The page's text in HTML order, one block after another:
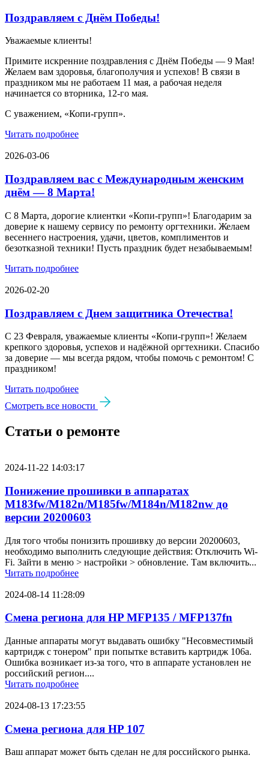
Поздравляем с Днём Победы!
Уважаемые клиенты!
Примите искренние поздравления с Днём Победы — 9 Мая!
Желаем вам здоровья, благополучия и успехов! В связи в
праздником мы не работаем 11 мая, а рабочая неделя
начинается со вторника, 12-го мая.
С уважением, «Копи-групп».
Читать подробнее
2026-03-06
Поздравляем вас с Международным женским
днём — 8 Марта!
С 8 Марта, дорогие клиентки «Копи‑групп»! Благодарим за
доверие к нашему сервису по ремонту оргтехники. Желаем
весеннего настроения, удачи, цветов, комплиментов и
безотказной техники! Пусть праздник будет незабываемым!
Читать подробнее
2026-02-20
Поздравляем с Днем защитника Отечества!
С 23 Февраля, уважаемые клиенты «Копи‑групп»! Желаем
крепкого здоровья, успехов и надёжной оргтехники. Спасибо
за доверие — мы всегда рядом, чтобы помочь с ремонтом! С
праздником!
Читать подробнее
Смотреть все новости
Статьи о ремонте
2024-11-22 14:03:17
Понижение прошивки в аппаратах
M183fw/M182n/M185fw/M184n/M182nw до
версии 20200603
Для того чтобы понизить прошивку до версии 20200603,
необходимо выполнить следующие действия: Отключить Wi-
Fi. Зайти в меню > настройки > обновление. Там включить...
Читать подробнее
2024-08-14 11:28:09
Смена региона для HP MFP135 / MFP137fn
Данные аппараты могут выдавать ошибку "Несовместимый
картридж с тонером" при попытке вставить картридж 106a.
Ошибка возникает из-за того, что в аппарате установлен не
российский регион....
Читать подробнее
2024-08-13 17:23:55
Смена региона для HP 107
Ваш аппарат может быть сделан не для российского рынка.